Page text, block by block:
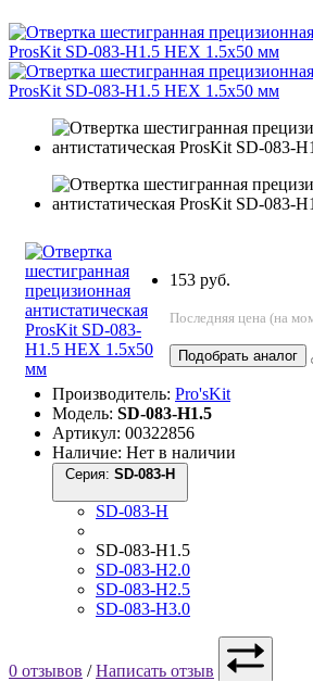
153 руб.
Последняя цена (на
Подобрать аналог
Производитель: Pro'sKit
Модель: SD-083-H1.5
Артикул: 00322856
Наличие: Нет в наличии
Серия:
SD-083-H
SD-083-H1.5
SD-083-H2.0
SD-083-H2.5
SD-083-H3.0
0 отзывов /Написать отзыв